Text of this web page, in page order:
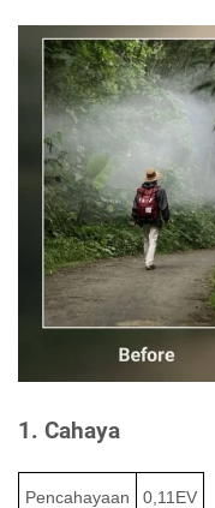
1. Cahaya
Pencahayaan 0,11EV